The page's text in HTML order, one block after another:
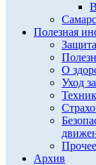
Полезная
О
Уход
Прочее
Архив